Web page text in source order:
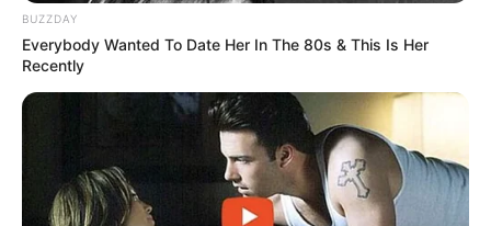
BUZZDAY
Everybody Wanted To Date Her In The 80s & This Is Her
Recently